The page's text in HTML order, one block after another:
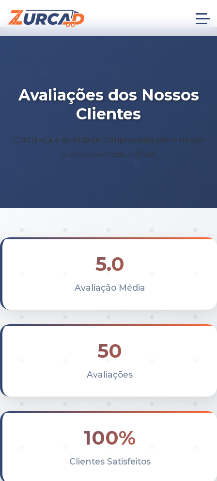
Avaliações dos Nossos
Clientes
Confiança e qualidade comprovadas pelos nossos
clientes em todo o Brasil
5.0
Avaliação Média
50
Avaliações
100%
Clientes Satisfeitos